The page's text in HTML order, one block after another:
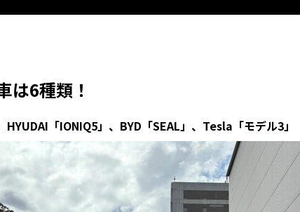
は6種類！
HYUDAI「IONIQ5」、BYD「SEAL」、Tesla「モデル3」